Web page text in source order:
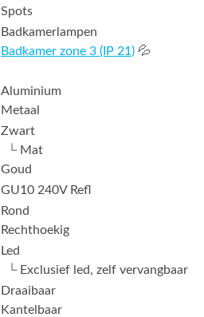
Spots
Badkamerlampen
Badkamer zone 3 (IP 21) 💦
Aluminium
Metaal
Zwart
└ Mat
Goud
GU10 240V Refl
Rond
Rechthoekig
Led
└ Exclusief led, zelf vervangbaar
Draaibaar
Kantelbaar